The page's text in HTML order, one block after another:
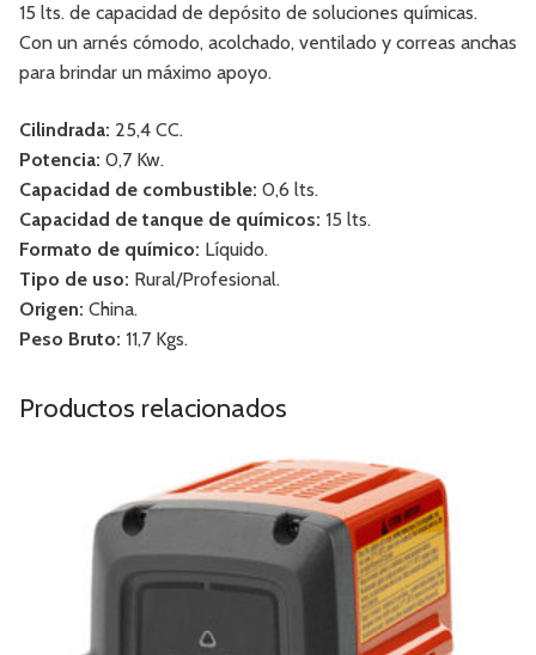
15 lts. de capacidad de depósito de soluciones químicas.
Con un arnés cómodo, acolchado, ventilado y correas anchas
para brindar un máximo apoyo.
Cilindrada: 25,4 CC.
Potencia: 0,7 Kw.
Capacidad de combustible: 0,6 lts.
Capacidad de tanque de químicos: 15 lts.
Formato de químico: Líquido.
Tipo de uso: Rural/Profesional.
Origen: China.
Peso Bruto: 11,7 Kgs.
Productos relacionados